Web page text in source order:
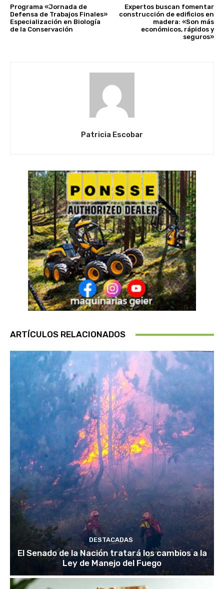
Programa «Jornada de
Defensa de Trabajos Finales»
Especialización en Biología
de la Conservación
Expertos buscan fomentar
construcción de edificios en
madera: «Son más
económicos, rápidos y
seguros»
Patricia Escobar
ARTÍCULOS RELACIONADOS
DESTACADAS
El Senado de la Nación tratará los cambios a la
Ley de Manejo del Fuego